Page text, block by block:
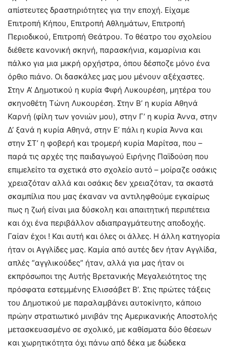
απίστευτες δραστηριότητες για την εποχή. Είχαμε
Επιτροπή Κήπου, Επιτροπή Αθλημάτων, Επιτροπή
Περιοδικού, Επιτροπή Θεάτρου. Το θέατρο του σχολείου
διέθετε κανονική σκηνή, παρασκήνια, καμαρίνια και
πάλκο για μια μικρή ορχήστρα, όπου δέσποζε μόνο ένα
όρθιο πιάνο. Οι δασκάλες μας μου μένουν αξέχαστες.
Στην Α’ Δημοτικού η κυρία Φιφή Λυκουρέση, μητέρα του
σκηνοθέτη Τώνη Λυκουρέση. Στην Β’ η κυρία Αθηνά
Καρνή (φίλη των γονιών μου), στην Γ’ η κυρία Άννα, στην
Δ’ ξανά η κυρία Αθηνά, στην Ε’ πάλι η κυρία Άννα και
στην ΣΤ’ η φοβερή και τρομερή κυρία Μαρίτσα, που –
παρά τις αρχές της παιδαγωγού Ειρήνης Παϊδούση που
επιμελείτο τα σχετικά στο σχολείο αυτό – μοίραζε οσάκις
χρειαζόταν αλλά και οσάκις δεν χρειαζόταν, τα σκαστά
σκαμπίλια που μας έκαναν να αντιληφθούμε εγκαίρως
πως η ζωή είναι μια δύσκολη και απαιτητική περιπέτεια
και όχι ένα περιβάλλον αδιαπραγμάτευτης αποδοχής.
Γαίαν έχοι ! Και αυτή και όλες οι άλλες. Η άλλη κατηγορία
ήταν οι Αγγλίδες μας. Καμία από αυτές δεν ήταν Αγγλίδα,
απλές “αγγλικούδες” ήταν, αλλά για μας ήταν οι
εκπρόσωποι της Αυτής Βρετανικής Μεγαλειότητος της
πρόσφατα εστεμμένης Ελισσάβετ Β’. Στις πρώτες τάξεις
του Δημοτικού με παραλαμβάνει αυτοκίνητο, κάποιο
πρώην στρατιωτικό μινιβάν της Αμερικανικής Αποστολής
μετασκευασμένο σε σχολικό, με καθίσματα δύο θέσεων
και χωρητικότητα όχι πάνω από δέκα με δώδεκα